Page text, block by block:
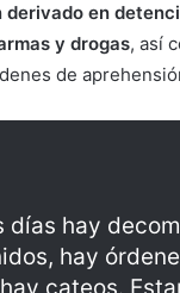
en
y drogas, así
de
días hay
hay